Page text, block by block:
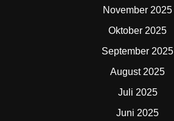
November 2025
Oktober 2025
September 2025
August 2025
Juli 2025
Juni 2025